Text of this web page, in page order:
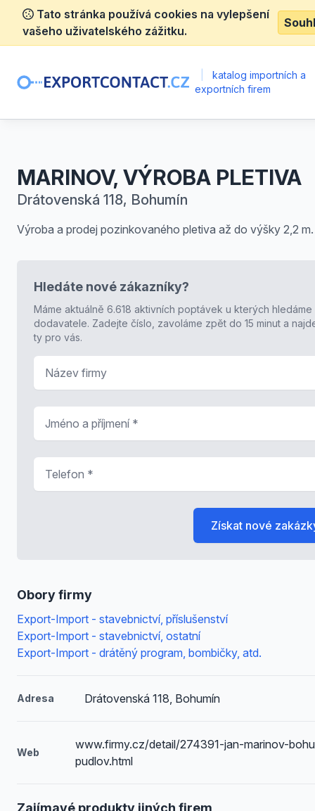
Tato stránka používá cookies na vylepšení
vašeho uživatelského zážitku.
katalog importních a
exportních firem
MARINOV, VÝROBA PLETIVA
Drátovenská 118, Bohumín
Výroba a prodej pozinkovaného pletiva až do výšky 2,2 m.
Obory firmy
Export-Import - stavebnictví, příslušenství
Export-Import - stavebnictví, ostatní
Export-Import - drátěný program, bombičky, atd.
Adresa Drátovenská 118, Bohumín
Web
www.firmy.cz/detail/274391-jan-marinov-
pudlov.html
Zajímavé produkty jiných firem
Hledáte nové zákazníky?
Máme aktuálně 6.618 aktivních poptávek u kterých hledáme
dodavatele. Zadejte číslo, zavoláme zpět do 15 minut a
ty pro vás.
Získat nové